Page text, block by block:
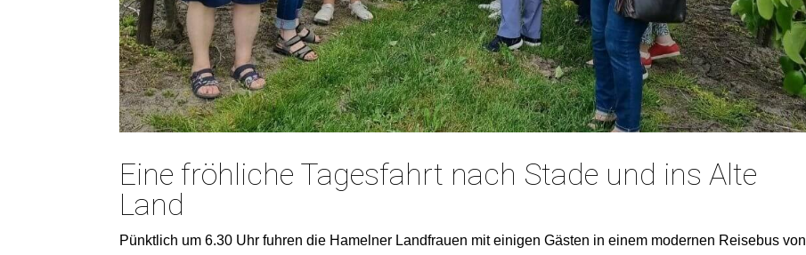
Eine fröhliche Tagesfahrt nach Stade und ins Alte
Land
Pünktlich um 6.30 Uhr fuhren die Hamelner Landfrauen mit einigen Gästen in einem modernen Reisebus von